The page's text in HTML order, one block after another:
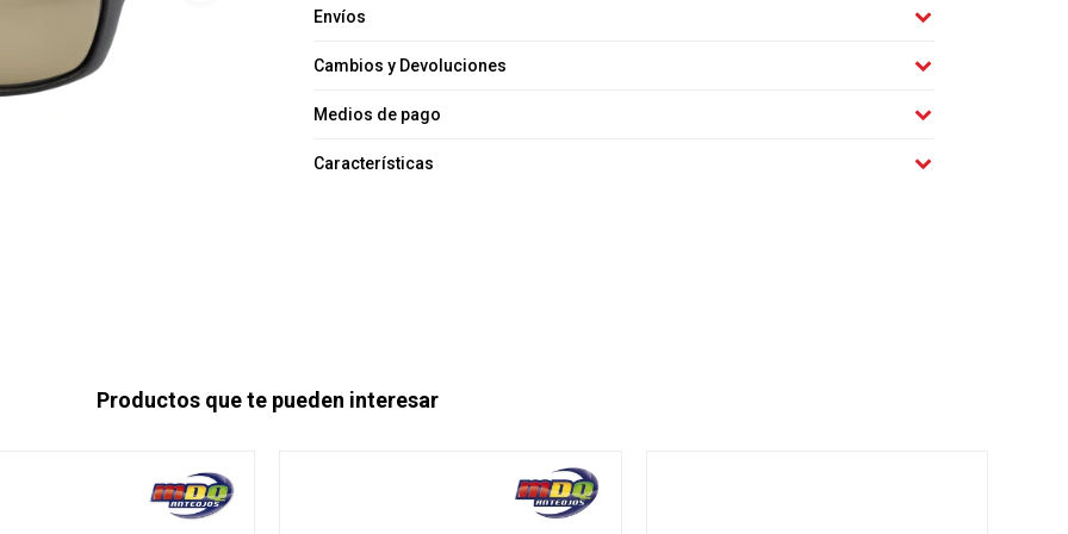
Envíos
Cambios y Devoluciones
Medios de pago
Características
Productos que te pueden interesar